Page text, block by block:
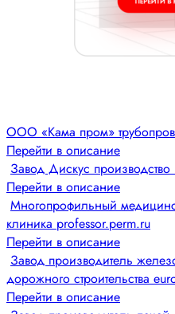
ООО «Кама пром»
Перейти в описание
Завод Дискус
Перейти в описание
Многопрофильный
клиника professor.perm.ru
Перейти в описание
Завод производитель
дорожного строительства
Перейти в описание